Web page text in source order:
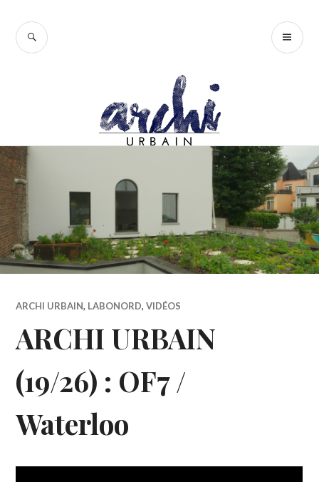
contenu
RECHERCHE
ARCHI URBAIN, LABONORD,VIDÉOS
ARCHI URBAIN
(19/26) : OF7 /
Waterloo